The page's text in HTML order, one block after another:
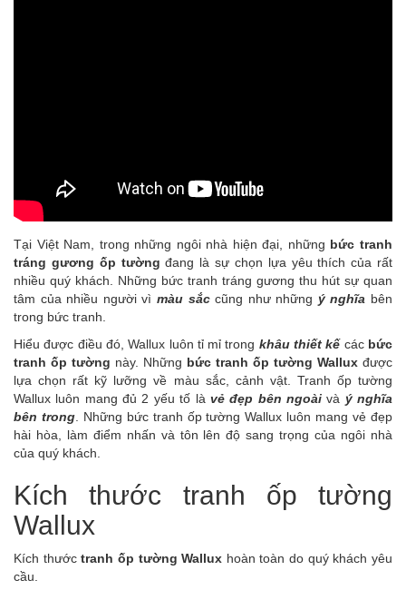
Tại Việt Nam, trong những ngôi nhà hiện đại, những bức tranh
tráng gương ốp tường đang là sự chọn lựa yêu thích của rất
nhiều quý khách. Những bức tranh tráng gương thu hút sự quan
tâm của nhiều người vì màu sắccũng như những ý nghĩa bên
trong bức tranh.
Hiểu được điều đó, Wallux luôn tỉ mỉ trong khâu thiết kếcác bức
tranh ốp tường này. Những bức tranh ốp tường Wallux được
lựa chọn rất kỹ lưỡng về màu sắc, cảnh vật. Tranh ốp tường
Wallux luôn mang đủ 2 yếu tố là vẻ đẹp bên ngoàivà ý nghĩa
bên trong. Những bức tranh ốp tường Wallux luôn mang vẻ đẹp
hài hòa, làm điểm nhấn và tôn lên độ sang trọng của ngôi nhà
của quý khách.
Kích thước tranh ốp tường
Wallux
Kích thướctranh ốp tường Wallux hoàn toàn do quý khách yêu
cầu.